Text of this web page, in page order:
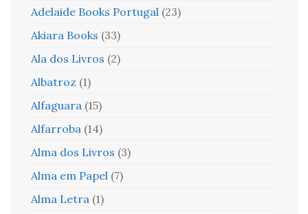
Adelaide Books Portugal (23)
Akiara Books (33)
Ala dos Livros (2)
Albatroz (1)
Alfaguara (15)
Alfarroba (14)
Alma dos Livros (3)
Alma em Papel (7)
Alma Letra (1)